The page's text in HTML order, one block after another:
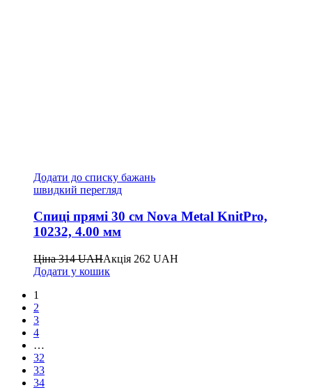
Додати до списку бажань
швидкий перегляд
Спиці прямі 30 см Nova Metal KnitPro,
10232, 4.00 мм
Ціна314UAHАкція 262 UAH
Додати у кошик
1
2
3
4
…
32
33
34